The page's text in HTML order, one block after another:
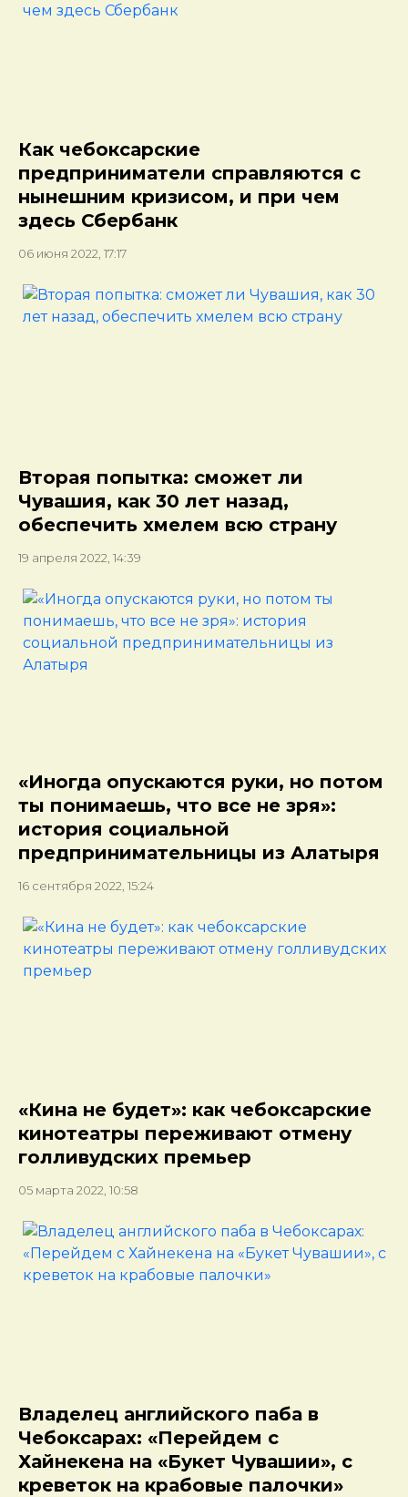
Как чебоксарские
предприниматели справляются с
нынешним кризисом, и при чем
здесь Сбербанк
06 июня 2022, 17:17
Вторая попытка: сможет ли
Чувашия, как 30 лет назад,
обеспечить хмелем всю страну
19 апреля 2022, 14:39
«Иногда опускаются руки, но потом
ты понимаешь, что все не зря»:
история социальной
предпринимательницы из Алатыря
16 сентября 2022, 15:24
«Кина не будет»: как чебоксарские
кинотеатры переживают отмену
голливудских премьер
05 марта 2022, 10:58
Владелец английского паба в
Чебоксарах: «Перейдем с
Хайнекена на «Букет Чувашии», с
креветок на крабовые палочки»